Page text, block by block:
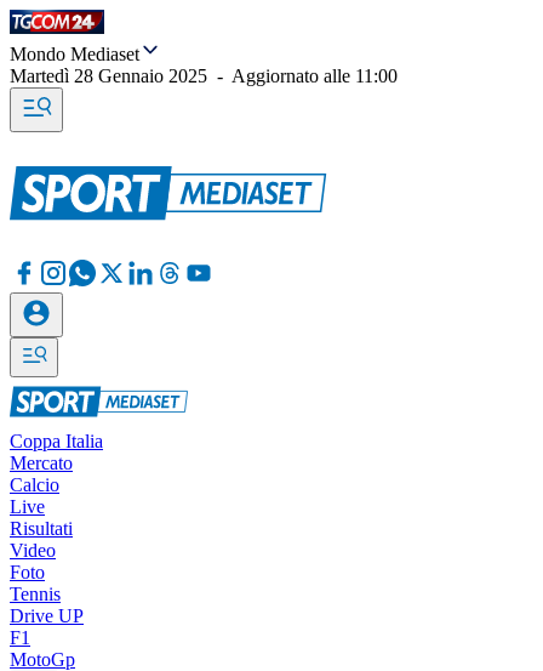
Mondo Mediaset
Martedì 28 Gennaio 2025 - Aggiornato alle 11:00
Coppa Italia
Mercato
Calcio
Live
Risultati
Video
Foto
Tennis
Drive UP
F1
MotoGp